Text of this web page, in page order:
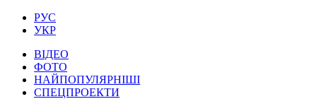
РУС
УКР
ВІДЕО
ФОТО
НАЙПОПУЛЯРНІШІ
СПЕЦПРОЕКТИ